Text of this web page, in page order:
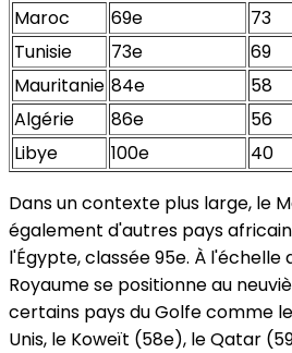
Maroc
69e
73
Tunisie
73e
69
Mauritanie 84e
58
Algérie
86e
56
Libye
100e
40
Dans un contexte plus large, le
également d'autres pays
l'Égypte, classée 95e. À l'échelle
Royaume se positionne au
certains pays du Golfe comme
Unis, le Koweït (58e), le Qatar